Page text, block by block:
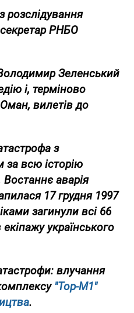
розслідування
РНБО
Зеленський
і, терміново
вилетів до
з
за всю історію
аварія
17 грудня 1997
загинули всі 66
українського
влучання
"Тор-М1"
.